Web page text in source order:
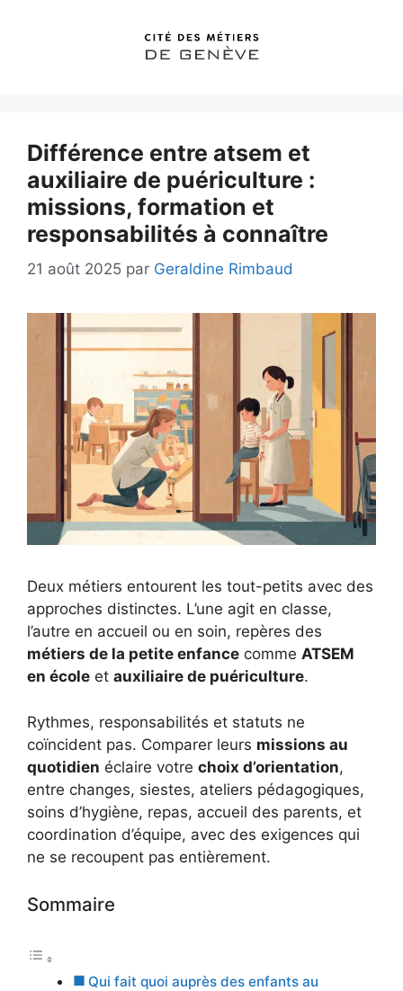
Différence entre atsem et
auxiliaire de puériculture :
missions, formation et
responsabilités à connaître
21 août 2025 par Geraldine Rimbaud
Deux métiers entourent les tout-petits avec des
approches distinctes. L’une agit en classe,
l’autre en accueil ou en soin, repères des
métiers de la petite enfance comme ATSEM
en école et auxiliaire de puériculture.
Rythmes, responsabilités et statuts ne
coïncident pas. Comparer leurs missions au
quotidien éclaire votre choix d’orientation,
entre changes, siestes, ateliers pédagogiques,
soins d’hygiène, repas, accueil des parents, et
coordination d’équipe, avec des exigences qui
ne se recoupent pas entièrement.
Sommaire
Qui fait quoi auprès des enfants au